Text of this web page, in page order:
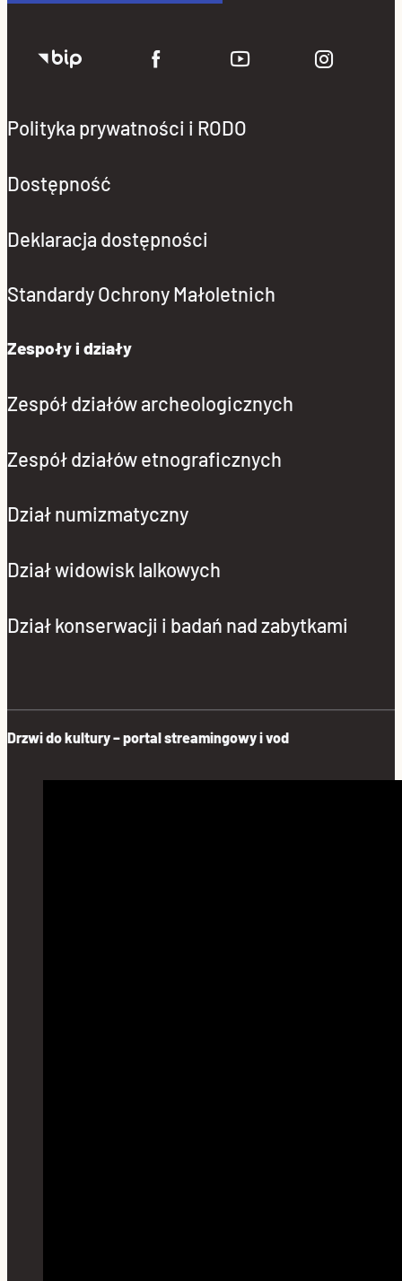
Polityka prywatności i RODO
Dostępność
Deklaracja dostępności
Standardy Ochrony Małoletnich
Zespoły i działy
Zespół działów archeologicznych
Zespół działów etnograficznych
Dział numizmatyczny
Dział widowisk lalkowych
Dział konserwacji i badań nad zabytkami
Drzwi do kultury – portal streamingowy i vod